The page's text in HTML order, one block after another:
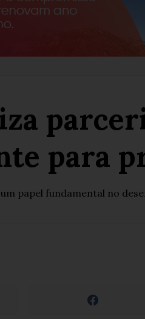
para
papel fundamental no